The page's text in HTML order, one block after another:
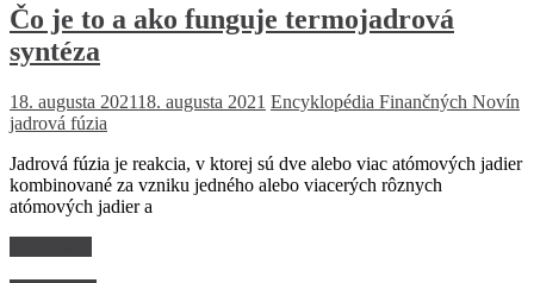
Čo je to a ako funguje termojadrová
syntéza
18. augusta 202118. augusta 2021 Encyklopédia Finančných Novín
jadrová fúzia
Jadrová fúzia je reakcia, v ktorej sú dve alebo viac atómových jadier
kombinované za vzniku jedného alebo viacerých rôznych
atómových jadier a